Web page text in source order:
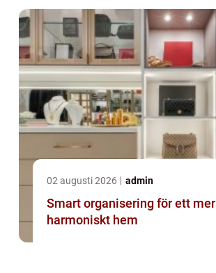
02 augusti 2026 admin
Smart organisering för ett mer
harmoniskt hem